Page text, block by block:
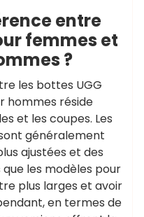
entre
femmes et
?
les bottes UGG
hommes réside
et les coupes. Les
généralement
ajustées et des
les modèles pour
plus larges et avoir
en termes de